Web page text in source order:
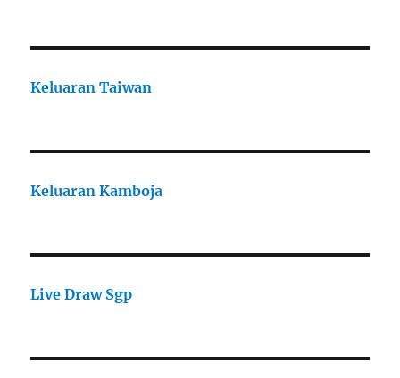
Keluaran Taiwan
Keluaran Kamboja
Live Draw Sgp